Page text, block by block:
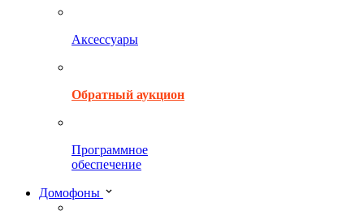
Аксессуары
Обратный аукцион
Программное
обеспечение
Домофоны